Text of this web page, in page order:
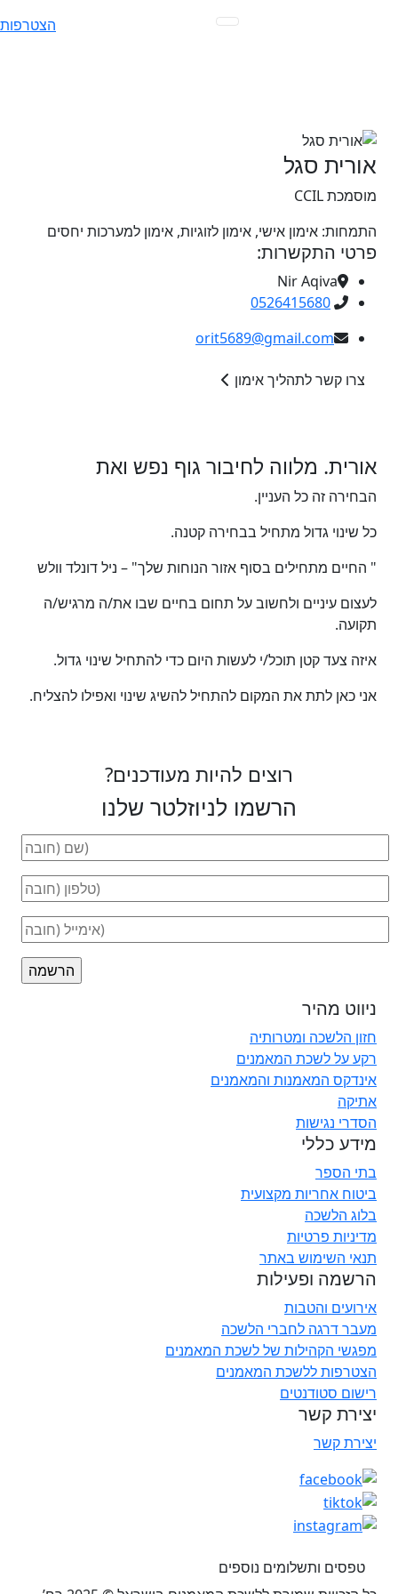
הצטרפות
אורית סגל
מוסמכת CCIL
התמחות: אימון אישי, אימון לזוגיות, אימון למערכות יחסים
פרטי התקשרות:
Nir Aqiva
0526415680
orit5689@gmail.com
צרו קשר לתהליך אימון
אורית. מלווה לחיבור גוף נפש ואת
הבחירה זה כל העניין.
כל שינוי גדול מתחיל בבחירה קטנה.
" החיים מתחילים בסוף אזור הנוחות שלך" – ניל דונלד וולש
לעצום עיניים ולחשוב על תחום בחיים שבו את/ה מרגיש/ה
תקועה.
איזה צעד קטן תוכל/י לעשות היום כדי להתחיל שינוי גדול.
אני כאן לתת את המקום להתחיל להשיג שינוי ואפילו להצליח.
רוצים להיות מעודכנים?
הרשמו לניוזלטר שלנו
ניווט מהיר
חזון הלשכה ומטרותיה
רקע על לשכת המאמנים
אינדקס המאמנות והמאמנים
אתיקה
הסדרי נגישות
מידע כללי
בתי הספר
ביטוח אחריות מקצועית
בלוג הלשכה
מדיניות פרטיות
תנאי השימוש באתר
הרשמה ופעילות
אירועים והטבות
מעבר דרגה לחברי הלשכה
מפגשי הקהילות של לשכת המאמנים
הצטרפות ללשכת המאמנים
רישום סטודנטים
יצירת קשר
יצירת קשר
טפסים ותשלומים נוספים